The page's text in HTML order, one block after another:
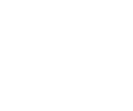
Autor do livro